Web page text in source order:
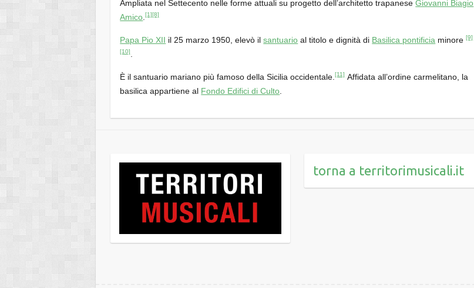
Ampliata nel Settecento nelle forme attuali su progetto dell’architetto trapaneseGiovanni Biagio
Amico .[1][8]
Papa Pio XII il 25 marzo 1950, elevò ilsantuario al titolo e dignità di Basilica pontificia minore[9]
[10].
È il santuario mariano più famoso della Sicilia occidentale.[11]Affidata all’ordine carmelitano, la
basilica appartiene al Fondo Edifici di Culto
torna a territorimusicali.it